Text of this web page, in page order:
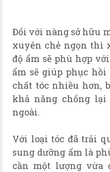
Đối với nàng sở hữu
xuyên chẻ ngọn thì
độ ẩm sẽ phù hợp
ẩm sẽ giúp phục
chất tóc nhiều hơn,
khả năng chống lại
ngoài.
Với loại tóc đã trải
sung dưỡng ẩm là
cần một lượng vừa